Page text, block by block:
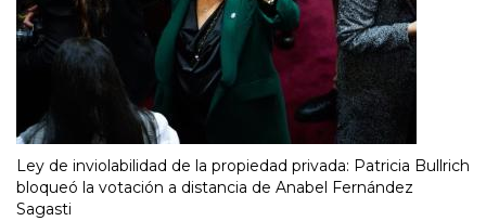
Ley de inviolabilidad de la propiedad privada: Patricia Bullrich
bloqueó la votación a distancia de Anabel Fernández
Sagasti